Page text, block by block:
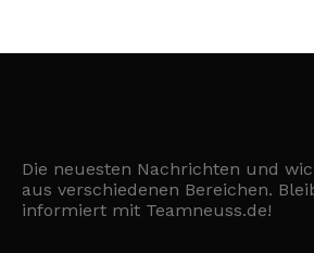
Die neuesten Nachrichten und
aus verschiedenen Bereichen.
informiert mit Teamneuss.de!